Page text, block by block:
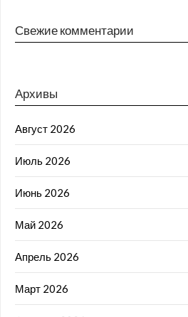
Свежие комментарии
Архивы
Август 2026
Июль 2026
Июнь 2026
Май 2026
Апрель 2026
Март 2026